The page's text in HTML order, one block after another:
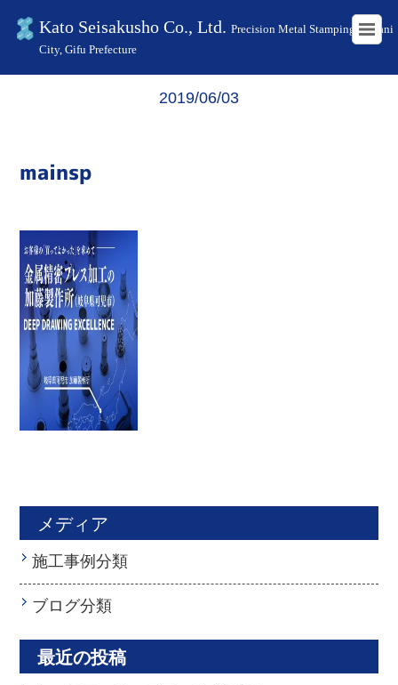
Kato Seisakusho Co., Ltd. Precision Metal Stamping in Kani
City, Gifu Prefecture
HOME
2019/06/03
mainsp
メディア
施工事例分類
ブログ分類
最近の投稿